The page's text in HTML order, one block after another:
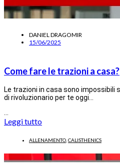
DANIEL DRAGOMIR
15/06/2025
Come fare le trazioni a casa?
Le trazioni in casa sono impossibili
di rivoluzionario per te oggi…
Leggi tutto
ALLENAMENTO CALISTHENICS